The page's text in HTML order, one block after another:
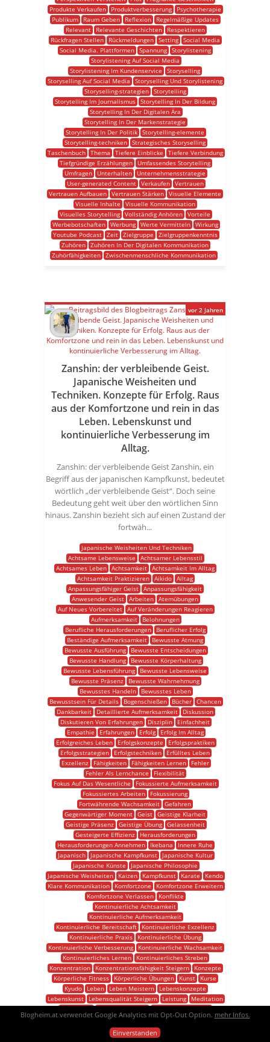
Produkte Verkaufen
Produktverbesserung
Psychotherapie
Publikum
Raum Geben Reflexion
Regelmäßige Updates
Relevant
Relevante Geschichten
Respektieren
Rückfragen Stellen
Rückmeldungen Setting
Social Media
Social Media. Plattformen
Spannung
Storylistening
Storylistening Auf Social Media
Storylistening Im Kundenservice
Storyselling
Storyselling Auf Social Media
Storyselling Und Storylistening
Storyselling-strategien
Storytelling
Storytelling Im Journalismus Storytelling In Der Bildung
Storytelling In Der Digitalen Ära
Storytelling In Der Markenstrategie
Storytelling In Der Politik Storytelling-elemente
Storytelling-techniken Strategisches Storyselling
Taschenbuch
Thema Tiefere Einblicke
Tiefere Verbindung
Tiefgründige Erzählungen
Umfassendes Storytelling
Umfragen
Unterhalten
Unternehmensstrategie
User-generated Content
Verkaufen
Vertrauen
Vertrauen Aufbauen Vertrauen Stärken Visuelle Elemente
Visuelle Inhalte
Visuelle Kommunikation
Visuelles Storytelling Vollständig Anhören Vorteile
Werbebotschaften
Werbung Werte Vermitteln
Wirkung
Youtube Podcast
Zeit Zielgruppe
Zielgruppenkenntnis
Zuhören Zuhören In Der Digitalen Kommunikation
Zuhörfähigkeiten
Zwischenmenschliche Kommunikation
Zanshin: der verbleibende Geist.
Japanische Weisheiten und
Techniken. Konzepte für Erfolg. Raus
aus der Komfortzone und rein in das
Leben. Lebenskunst und
kontinuierliche Verbesserung im
Alltag.
Zanshin: der verbleibende Geist Zanshin, ein
Begriff aus der japanischen Kampfkunst, bedeutet
wörtlich „der verbleibende Geist“. Doch seine
Bedeutung geht weit über den wörtlichen Sinn
hinaus. Zanshin bezieht sich auf einen Zustand der
fortwäh...
Japanische Weisheiten Und Techniken
Achtsame Lebensweise
Achtsamer Lebensstil
Achtsames Leben
Achtsamkeit
Achtsamkeit Im Alltag
Achtsamkeit Praktizieren Aikido Alltag
Anpassungsfähiger Geist Anpassungsfähigkeit
Anwesender Geist Arbeiten Atemübungen
Auf Neues Vorbereitet
Auf Veränderungen Reagieren
Aufmerksamkeit
Belohnungen
Berufliche Herausforderungen
Beruflicher Erfolg
Beständige Aufmerksamkeit
Bewusste Atmung
Bewusste Ausführung
Bewusste Entscheidungen
Bewusste Handlung
Bewusste Körperhaltung
Bewusste Lebensführung
Bewusste Lebensweise
Bewusste Präsenz
Bewusste Wahrnehmung
Bewusstes Handeln
Bewusstes Leben
Bewusstsein Für Details
Bogenschießen Bücher
Chancen
Dankbarkeit
Detaillierte Aufmerksamkeit
Diskussion
Diskutieren Von Erfahrungen
Disziplin
Einfachheit
Empathie
Erfahrungen Erfolg
Erfolg Im Alltag
Erfolgreiches Leben
Erfolgskonzepte
Erfolgspraktiken
Erfolgsstrategien
Erfolgstechniken
Erfülltes Leben
Exzellenz
Fähigkeiten Fähigkeiten Lernen
Fehler
Fehler Als Lernchance
Flexibilität
Fokus Auf Das Wesentliche
Fokussierte Aufmerksamkeit
Fokussiertes Arbeiten
Fokussierung
Fortwährende Wachsamkeit Gefahren
Gegenwärtiger Moment Geist Geistige Klarheit
Geistige Präsenz
Geistige Übung
Gelassenheit
Gesteigerte Effizienz
Herausforderungen
Herausforderungen Annehmen
Ikebana
Innere Ruhe
Japanisch
Japanische Kampfkunst
Japanische Kultur
Japanische Künste
Japanische Philosophie
Japanische Weisheiten
Kaizen Kampfkunst Karate
Kendo
Klare Kommunikation
Komfortzone
Komfortzone Erweitern
Komfortzone Verlassen
Konflikte
Kontinuierliche Achtsamkeit
Kontinuierliche Aufmerksamkeit
Kontinuierliche Bereitschaft
Kontinuierliche Exzellenz
Kontinuierliche Praxis
Kontinuierliche Übung
Kontinuierliche Verbesserung
Kontinuierliche Wachsamkeit
Kontinuierliches Lernen
Kontinuierliches Streben
Konzentration
Konzentrationsfähigkeit Steigern
Konzepte
Körperliche Fitness
Körperliche Übungen Kunst
Kurse
Kyudo
Leben Leben Meistern
Lebenskonzepte
Lebenskunst
Lebensqualität Steigern Leistung
Meditation
Mentale Gesundheit
Mentale Präsenz Mentale Stärke
Mentale Wachsamkeit Mentaler Fokus
Nachhaltigkeit
vor 2 Jahren
Blogheim.at verwendet Google Analytics mit Opt-Out Option. mehr Infos.
Einverstanden